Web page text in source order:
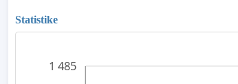
Statistike
1 485